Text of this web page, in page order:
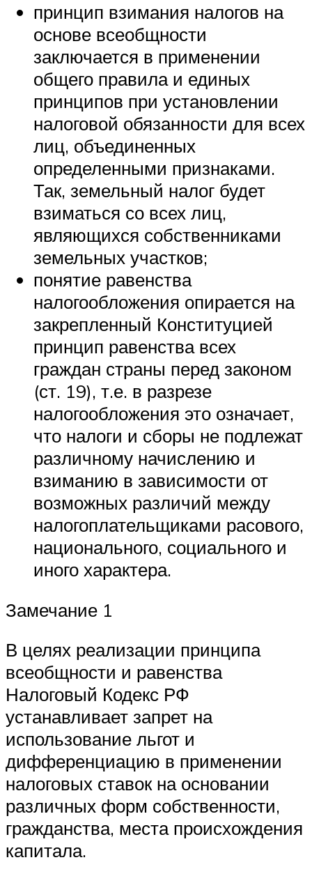
принцип взимания налогов на
основе всеобщности
заключается в применении
общего правила и единых
принципов при установлении
налоговой обязанности для всех
лиц, объединенных
определенными признаками.
Так, земельный налог будет
взиматься со всех лиц,
являющихся собственниками
земельных участков;
понятие равенства
налогообложения опирается на
закрепленный Конституцией
принцип равенства всех
граждан страны перед законом
(ст. 19), т.е. в разрезе
налогообложения это означает,
что налоги и сборы не подлежат
различному начислению и
взиманию в зависимости от
возможных различий между
налогоплательщиками расового,
национального, социального и
иного характера.
Замечание 1
В целях реализации принципа
всеобщности и равенства
Налоговый Кодекс РФ
устанавливает запрет на
использование льгот и
дифференциацию в применении
налоговых ставок на основании
различных форм собственности,
гражданства, места происхождения
капитала.